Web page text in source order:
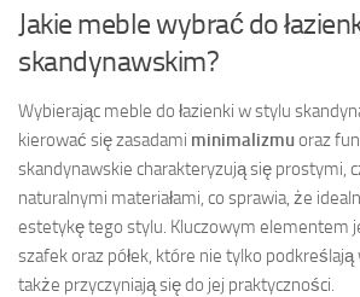
Jakie meble wybrać do
skandynawskim?
Wybierając meble do łazienki w stylu
kierować się zasadami minimalizmuoraz
skandynawskie charakteryzują się prostymi,
naturalnymi materiałami, co sprawia, że
estetykę tego stylu. Kluczowym elementem
szafek oraz półek, które nie tylko podkreślają
także przyczyniają się do jej praktyczności.